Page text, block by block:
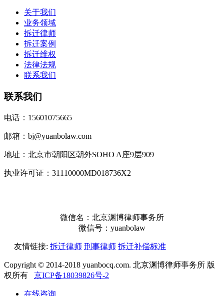
关于我们
业务领域
拆迁律师
拆迁案例
拆迁维权
法律法规
联系我们
联系我们
电话：15601075665
邮箱：bj@yuanbolaw.com
地址：北京市朝阳区朝外SOHO A座9层909
执业许可证：31110000MD018736X2
微信名：北京渊博律师事务所
微信号：yuanbolaw
友情链接: 拆迁律师 刑事律师 拆迁补偿标准
Copyright © 2014-2018 yuanbocq.com. 北京渊博律师事务所 版
权所有
京ICP备18039826号-2
在线咨询